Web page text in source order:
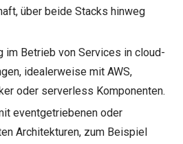
über beide Stacks hinweg
im Betrieb von Services in cloud-
idealerweise mit AWS,
oder serverless Komponenten.
eventgetriebenen oder
Architekturen, zum Beispiel